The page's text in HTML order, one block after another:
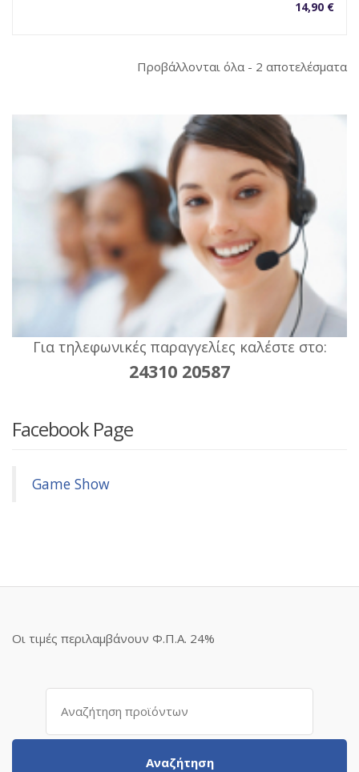
14,90 €
Προβάλλονται όλα - 2 αποτελέσματα
Για τηλεφωνικές παραγγελίες καλέστε στο:
24310 20587
Facebook Page
Game Show
Οι τιμές περιλαμβάνουν Φ.Π.Α. 24%
Αναζήτηση
Αναζήτηση